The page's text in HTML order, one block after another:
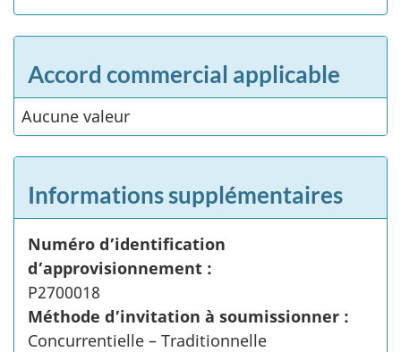
Accord commercial applicable
Aucune valeur
Informations supplémentaires
Numéro d’identification
d’approvisionnement :
P2700018
Méthode d’invitation à soumissionner :
Concurrentielle – Traditionnelle